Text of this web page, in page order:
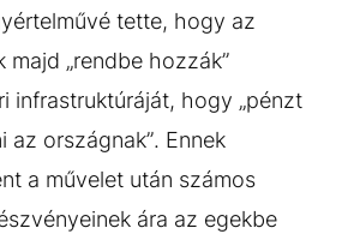
tette, hogy az
majd „rendbe hozzák”
infrastruktúráját, hogy „pénzt
az országnak”. Ennek
a művelet után számos
ára az egekbe